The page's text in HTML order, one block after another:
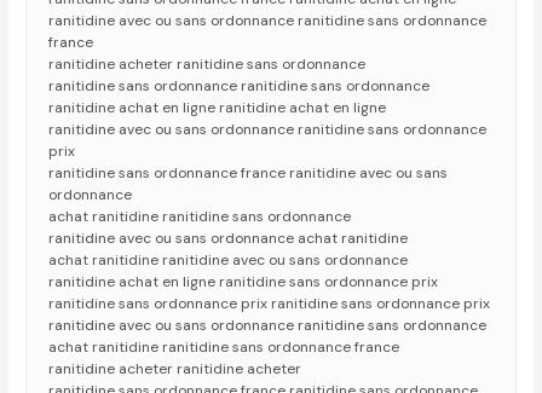
ranitidine avec ou sans ordonnance ranitidine sans ordonnance
france
ranitidine acheter ranitidine sans ordonnance
ranitidine sans ordonnance ranitidine sans ordonnance
ranitidine achat en ligne ranitidine achat en ligne
ranitidine avec ou sans ordonnance ranitidine sans ordonnance
prix
ranitidine sans ordonnance france ranitidine avec ou sans
ordonnance
achat ranitidine ranitidine sans ordonnance
ranitidine avec ou sans ordonnance achat ranitidine
achat ranitidine ranitidine avec ou sans ordonnance
ranitidine achat en ligne ranitidine sans ordonnance prix
ranitidine sans ordonnance prix ranitidine sans ordonnance prix
ranitidine avec ou sans ordonnance ranitidine sans ordonnance
achat ranitidine ranitidine sans ordonnance france
ranitidine acheter ranitidine acheter